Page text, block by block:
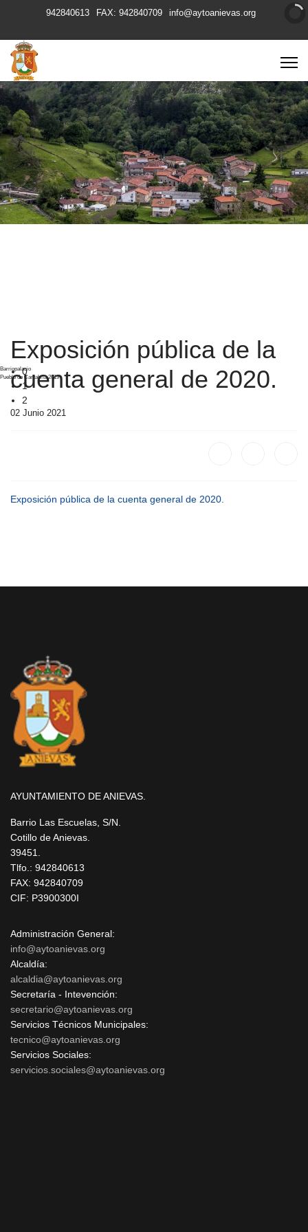
942840613 FAX: 942840709 info@aytoanievas.org
Barriopalacio
Pueblo de Cantabria 2019
0
1
2
Exposición pública de la
cuenta general de 2020.
02 Junio 2021
Exposición pública de la cuenta general de 2020.
AYUNTAMIENTO DE ANIEVAS.
Barrio Las Escuelas, S/N.
Cotillo de Anievas.
39451.
Tlfo.: 942840613
FAX: 942840709
CIF: P3900300I
Administración General:
info@aytoanievas.org
Alcaldía:
alcaldia@aytoanievas.org
Secretaría - Intevención:
secretario@aytoanievas.org
Servicios Técnicos Municipales:
tecnico@aytoanievas.org
Servicios Sociales:
servicios.sociales@aytoanievas.org